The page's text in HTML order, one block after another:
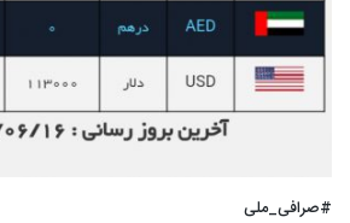
#صرافی_ملی